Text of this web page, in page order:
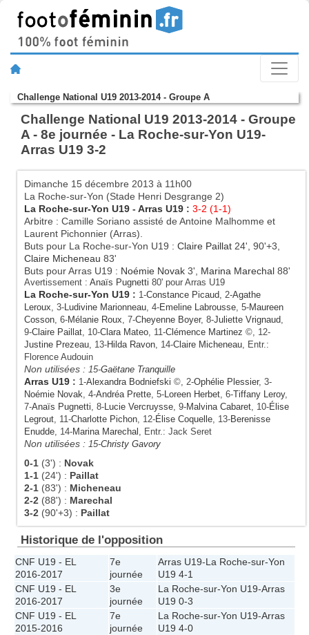
Challenge National U19 2013-2014 - Groupe A
Challenge National U19 2013-2014 - Groupe
A - 8e journée - La Roche-sur-Yon U19-
Arras U19 3-2
Dimanche 15 décembre 2013 à 11h00
La Roche-sur-Yon (Stade Henri Desgrange 2)
La Roche-sur-Yon U19 - Arras U19 : 3-2 (1-1)
Arbitre : Camille Soriano assisté de Antoine Malhomme et
Laurent Pichonnier (Arras).
Buts pour La Roche-sur-Yon U19 : Claire Paillat 24', 90'+3,
Claire Micheneau 83'
Buts pour Arras U19 : Noémie Novak 3', Marina Marechal 88'
Avertissement : Anaïs Pugnetti 80' pour Arras U19
La Roche-sur-Yon U19 : 1-Constance Picaud, 2-Agathe
Leroux, 3-Ludivine Marionneau, 4-Emeline Labrousse, 5-Maureen
Cosson, 6-Mélanie Roux, 7-Cheyenne Boyer, 8-Juliette Vrignaud,
9-Claire Paillat, 10-Clara Mateo, 11-Clémence Martinez ©, 12-
Justine Prezeau, 13-Hilda Ravon, 14-Claire Micheneau, Entr.:
Florence Audouin
Non utilisées : 15-Gaëtane Tranquille
Arras U19 : 1-Alexandra Bodniefski ©, 2-Ophélie Plessier, 3-
Noémie Novak, 4-Andréa Prette, 5-Loreen Herbet, 6-Tiffany Leroy,
7-Anaïs Pugnetti, 8-Lucie Vercruysse, 9-Malvina Cabaret, 10-Élise
Legrout, 11-Charlotte Pichon, 12-Élise Coquelle, 13-Berenisse
Enudde, 14-Marina Marechal , Entr.: Jack Seret
Non utilisées : 15-Christy Gavory
0-1 (3') : Novak
1-1 (24') : Paillat
2-1 (83') : Micheneau
2-2 (88') : Marechal
3-2 (90'+3) : Paillat
Historique de l'opposition
CNF U19 - EL
2016-2017
7e
journée
Arras U19-La Roche-sur-Yon
U19 4-1
CNF U19 - EL
2016-2017
3e
journée
La Roche-sur-Yon U19-Arras
U19 0-3
CNF U19 - EL
2015-2016
7e
journée
La Roche-sur-Yon U19-Arras
U19 4-0